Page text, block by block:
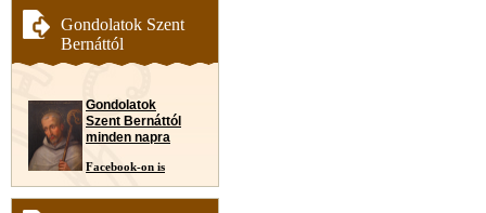
Gondolatok Szent
Bernáttól
Gondolatok
Szent Bernáttól
minden napra
Facebook-on is